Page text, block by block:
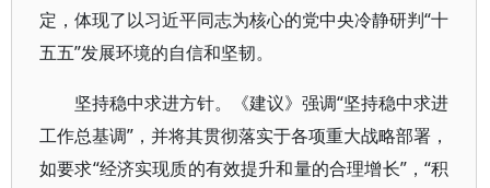
定，体现了以习近平同志为核心的党中央冷静研判“十
五五”发展环境的自信和坚韧。
坚持稳中求进方针。《建议》强调“坚持稳中求进
工作总基调”，并将其贯彻落实于各项重大战略部署，
如要求“经济实现质的有效提升和量的合理增长”，“积